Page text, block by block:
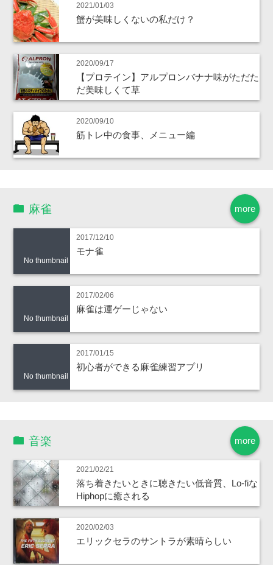
2021/01/03
蟹が美味しくないの私だけ？
2020/09/17
【プロテイン】アルプロンバナナ味がただた
だ美味しくて草
2020/09/10
筋トレ中の食事、メニュー編
more
麻雀
No thumbnail
2017/12/10
モナ雀
No thumbnail
2017/02/06
麻雀は運ゲーじゃない
No thumbnail
2017/01/15
初心者ができる麻雀練習アプリ
more
音楽
2021/02/21
落ち着きたいときに聴きたい低音質、Lo-fiな
Hiphopに癒される
2020/02/03
エリックセラのサントラが素晴らしい